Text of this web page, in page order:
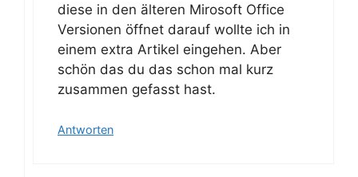
diese in den älteren Mirosoft Office
Versionen öffnet darauf wollte ich in
einem extra Artikel eingehen. Aber
schön das du das schon mal kurz
zusammen gefasst hast.
Antworten